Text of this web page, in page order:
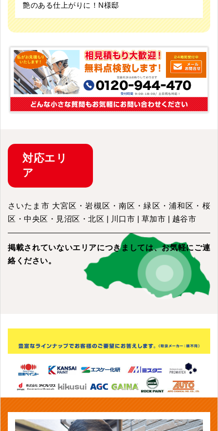
艶のある仕上がりに！N様邸
対応エリ
ア
さいたま市 大宮区・岩槻区・南区・緑区・浦和区・桜
区・中央区・見沼区・北区 | 川口市 | 草加市 | 越谷市
掲載されていないエリアにつきましては、お気軽にご連
絡ください。